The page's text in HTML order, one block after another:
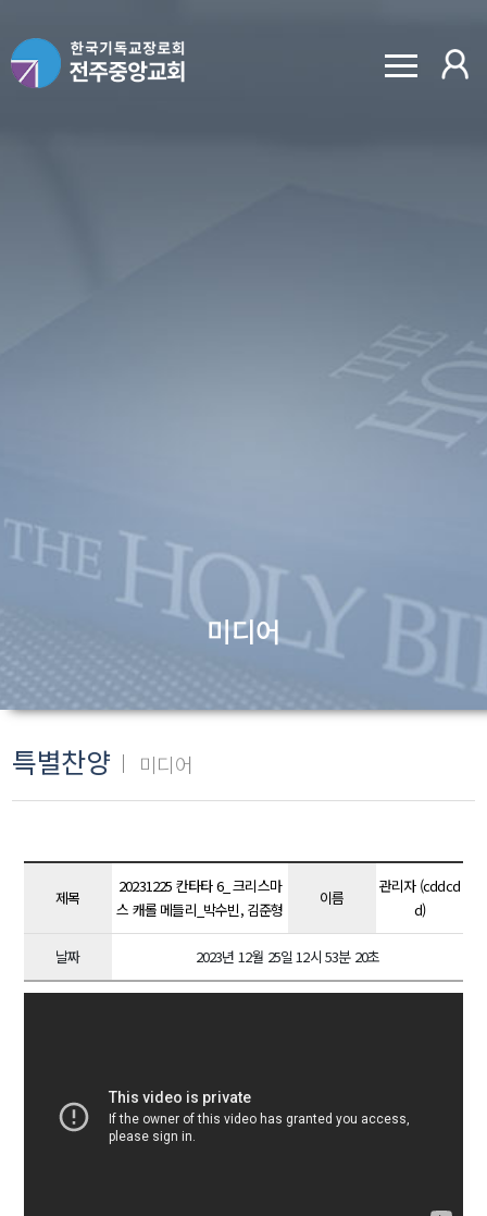
미디어
특별찬양 미디어
제목
20231225 칸타타 6_ 크리스마
스 캐롤 메들리_박수빈, 김준형
이름
관리자 (cddcd
d)
날짜 2023년 12월 25일 12시 53분 20초